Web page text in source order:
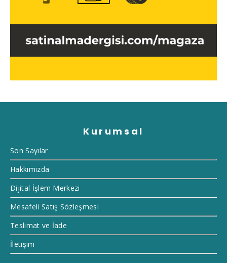
Kurumsal
Son Sayılar
Hakkımızda
Dijital İşlem Merkezi
Mesafeli Satış Sözleşmesi
Teslimat ve İade
İletişim